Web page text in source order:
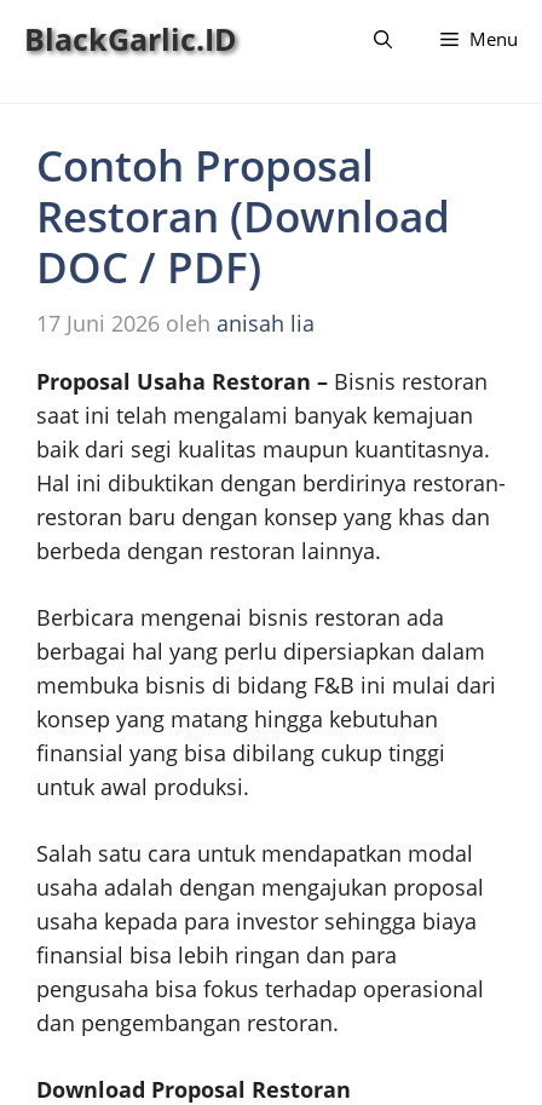
BlackGarlic.ID Menu
Contoh Proposal
Restoran (Download
DOC / PDF)
17 Juni 2026 oleh anisah lia
Proposal Usaha Restoran – Bisnis restoran
saat ini telah mengalami banyak kemajuan
baik dari segi kualitas maupun kuantitasnya.
Hal ini dibuktikan dengan berdirinya restoran-
restoran baru dengan konsep yang khas dan
berbeda dengan restoran lainnya.
Berbicara mengenai bisnis restoran ada
berbagai hal yang perlu dipersiapkan dalam
membuka bisnis di bidang F&B ini mulai dari
konsep yang matang hingga kebutuhan
finansial yang bisa dibilang cukup tinggi
untuk awal produksi.
Salah satu cara untuk mendapatkan modal
usaha adalah dengan mengajukan proposal
usaha kepada para investor sehingga biaya
finansial bisa lebih ringan dan para
pengusaha bisa fokus terhadap operasional
dan pengembangan restoran.
Download Proposal Restoran